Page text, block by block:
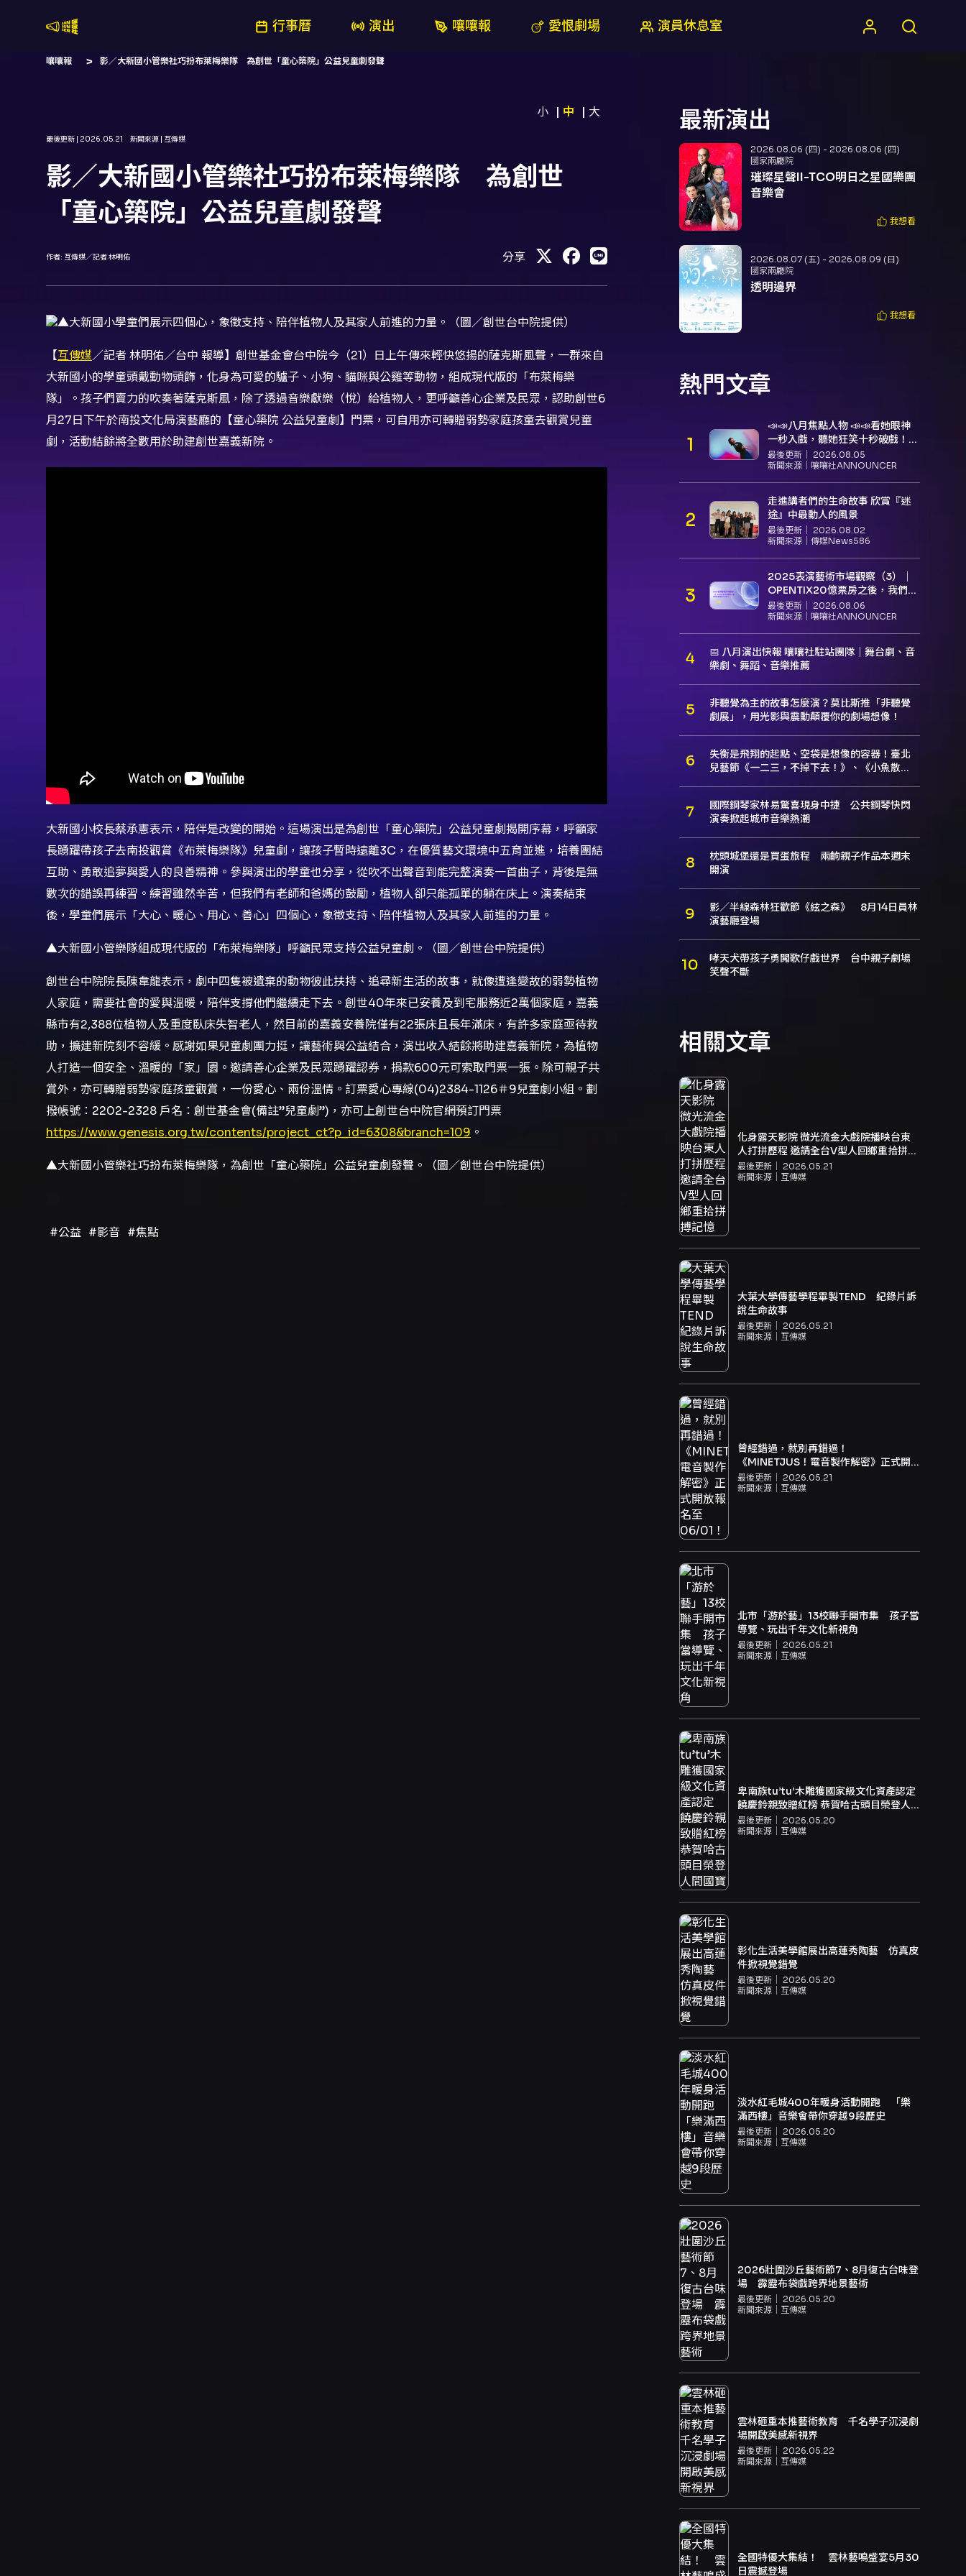
行事曆 演出 嚷嚷報 愛恨劇場 演員休息室
嚷嚷報 影／大新國小管樂社巧扮布萊梅樂隊 為創世「童心築院」公益兒童劇發聲
小 中 大
最後更新 | 2026.05.21 新聞來源 | 互傳媒
影／大新國小管樂社巧扮布萊梅樂隊 為創世
「童心築院」公益兒童劇發聲
作者: 互傳媒／記者 林明佑 分享
【互傳媒／記者 林明佑／台中 報導】創世基金會台中院今（21）日上午傳來輕快悠揚的薩克斯風聲，一群來自
大新國小的學童頭戴動物頭飾，化身為可愛的驢子、小狗、貓咪與公雞等動物，組成現代版的「布萊梅樂
隊」。孩子們賣力的吹奏著薩克斯風，除了透過音樂獻樂（悅）給植物人，更呼籲善心企業及民眾，認助創世6
月27日下午於南投文化局演藝廳的【童心築院 公益兒童劇】門票，可自用亦可轉贈弱勢家庭孩童去觀賞兒童
劇，活動結餘將全數用於助建創世嘉義新院。
大新國小校長蔡承憲表示，陪伴是改變的開始。這場演出是為創世「童心築院」公益兒童劇揭開序幕，呼籲家
長踴躍帶孩子去南投觀賞《布萊梅樂隊》兒童劇，讓孩子暫時遠離3C，在優質藝文環境中五育並進，培養團結
互助、勇敢追夢與愛人的良善精神。參與演出的學童也分享，從吹不出聲音到能完整演奏一首曲子，背後是無
數次的錯誤再練習。練習雖然辛苦，但我們有老師和爸媽的鼓勵，植物人卻只能孤單的躺在床上。演奏結束
後，學童們展示「大心、暖心、用心、善心」四個心，象徵支持、陪伴植物人及其家人前進的力量。
▲大新國小管樂隊組成現代版的「布萊梅樂隊」呼籲民眾支持公益兒童劇。（圖／創世台中院提供）
創世台中院院長陳韋龍表示，劇中四隻被遺棄的動物彼此扶持、追尋新生活的故事，就像遭逢變故的弱勢植物
人家庭，需要社會的愛與溫暖，陪伴支撐他們繼續走下去。創世40年來已安養及到宅服務近2萬個家庭，嘉義
縣市有2,388位植物人及重度臥床失智老人，然目前的嘉義安養院僅有22張床且長年滿床，有許多家庭亟待救
助，擴建新院刻不容緩。感謝如果兒童劇團力挺，讓藝術與公益結合，演出收入結餘將助建嘉義新院，為植物
人打造一個安全、溫暖的「家」園。邀請善心企業及民眾踴躍認券，捐款600元可索取門票一張。除可親子共
賞外，亦可轉贈弱勢家庭孩童觀賞，一份愛心、兩份溫情。訂票愛心專線(04)2384-1126＃9兒童劇小組。劃
撥帳號：2202-2328 戶名：創世基金會(備註”兒童劇”)，亦可上創世台中院官網預訂門票
https://www.genesis.org.tw/contents/project_ct?p_id=6308&branch=109 。
▲大新國小管樂社巧扮布萊梅樂隊，為創世「童心築院」公益兒童劇發聲。（圖／創世台中院提供）
#公益 #影音 #焦點
最新演出
2026.08.06 (四) - 2026.08.06 (四)
國家兩廳院
璀璨星聲II-TCO明日之星國樂團
音樂會
我想看
2026.08.07 (五) - 2026.08.09 (日)
國家兩廳院
透明邊界
我想看
熱門文章
📣📣八月焦點人物 📣📣看她眼神
一秒入戲，聽她狂笑十秒破戲！
孝女宋國珍 v.s. 笑女張擎佳：本是
同根生，相約壓車別太急
最後更新｜ 2026.08.05
新聞來源｜ 嚷嚷社ANNOUNCER
走進講者們的生命故事 欣賞『迷
途』中最動人的風景
最後更新｜ 2026.08.02
新聞來源｜ 傳媒News586
2025表演藝術市場觀察（3）｜
OPENTIX20億票房之後，我們到
底看見了什麼？
最後更新｜ 2026.08.06
新聞來源｜ 嚷嚷社ANNOUNCER
📅 八月演出快報 嚷嚷社駐站團隊｜舞台劇、音
樂劇、舞蹈、音樂推薦
非聽覺為主的故事怎麼演？莫比斯推「非聽覺
劇展」，用光影與震動顛覆你的劇場想像！
失衡是飛翔的起點、空袋是想像的容器！臺北
兒藝節《一二三，不掉下去！》、《小魚散
國際鋼琴家林易驚喜現身中捷 公共鋼琴快閃
演奏掀起城市音樂熱潮
枕頭城堡還是買蛋旅程 兩齣親子作品本週末
開演
影／半線森林狂歡節《絃之森》 8月14日員林
演藝廳登場
哮天犬帶孩子勇闖歌仔戲世界 台中親子劇場
笑聲不斷
相關文章
化身露天影院 微光流金大戲院播映台東
人打拼歷程 邀請全台V型人回鄉重拾拼搏
記憶
最後更新｜ 2026.05.21
新聞來源｜ 互傳媒
大葉大學傳藝學程畢製TEND 紀錄片訴
說生命故事
最後更新｜ 2026.05.21
新聞來源｜ 互傳媒
曾經錯過，就別再錯過！
《MINETJUS！電音製作解密》正式開
放報名至06/01！
最後更新｜ 2026.05.21
新聞來源｜ 互傳媒
北市「游於藝」13校聯手開市集 孩子當
導覽、玩出千年文化新視角
最後更新｜ 2026.05.21
新聞來源｜ 互傳媒
卑南族tu’tu’木雕獲國家級文化資產認定
饒慶鈴親致贈紅榜 恭賀哈古頭目榮登人
間國寶
最後更新｜ 2026.05.20
新聞來源｜ 互傳媒
彰化生活美學館展出高蓮秀陶藝 仿真皮
件掀視覺錯覺
最後更新｜ 2026.05.20
新聞來源｜ 互傳媒
淡水紅毛城400年暖身活動開跑 「樂
滿西樓」音樂會帶你穿越9段歷史
最後更新｜ 2026.05.20
新聞來源｜ 互傳媒
2026壯圍沙丘藝術節7、8月復古台味登
場 霹靂布袋戲跨界地景藝術
最後更新｜ 2026.05.20
新聞來源｜ 互傳媒
雲林砸重本推藝術教育 千名學子沉浸劇
場開啟美感新視界
最後更新｜ 2026.05.22
新聞來源｜ 互傳媒
全國特優大集結！ 雲林藝鳴盛宴5月30
日震撼登場